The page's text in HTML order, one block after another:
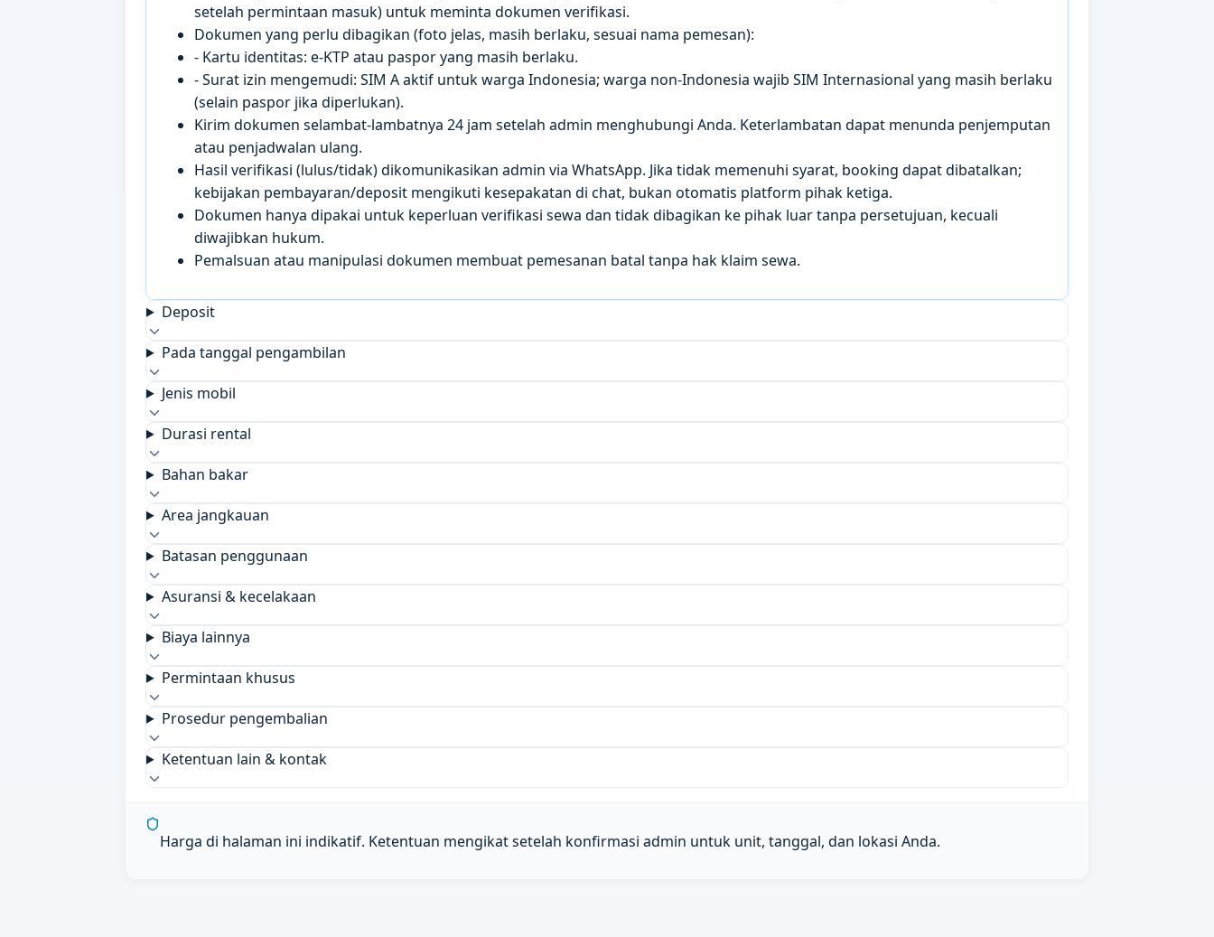
setelah permintaan masuk) untuk meminta dokumen verifikasi.
Dokumen yang perlu dibagikan (foto jelas, masih berlaku, sesuai nama pemesan):
- Kartu identitas: e-KTP atau paspor yang masih berlaku.
- Surat izin mengemudi: SIM A aktif untuk warga Indonesia; warga non-Indonesia wajib SIM Internasional yang masih berlaku
(selain paspor jika diperlukan).
Kirim dokumen selambat-lambatnya 24 jam setelah admin menghubungi Anda. Keterlambatan dapat menunda penjemputan
atau penjadwalan ulang.
Hasil verifikasi (lulus/tidak) dikomunikasikan admin via WhatsApp. Jika tidak memenuhi syarat, booking dapat dibatalkan;
kebijakan pembayaran/deposit mengikuti kesepakatan di chat, bukan otomatis platform pihak ketiga.
Dokumen hanya dipakai untuk keperluan verifikasi sewa dan tidak dibagikan ke pihak luar tanpa persetujuan, kecuali
diwajibkan hukum.
Pemalsuan atau manipulasi dokumen membuat pemesanan batal tanpa hak klaim sewa.
Deposit
Pada tanggal pengambilan
Jenis mobil
Durasi rental
Bahan bakar
Area jangkauan
Batasan penggunaan
Asuransi & kecelakaan
Biaya lainnya
Permintaan khusus
Prosedur pengembalian
Ketentuan lain & kontak
Harga di halaman ini indikatif. Ketentuan mengikat setelah konfirmasi admin untuk unit, tanggal, dan lokasi Anda.